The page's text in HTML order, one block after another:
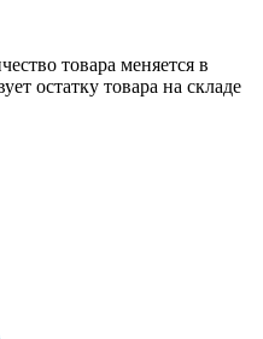
товара меняется в
остатку товара на складе